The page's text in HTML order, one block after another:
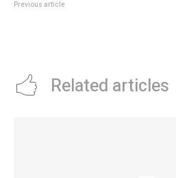
Previous article
Related articles